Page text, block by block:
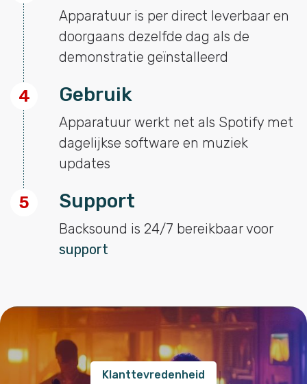
Apparatuur is per direct leverbaar en
doorgaans dezelfde dag als de
demonstratie geïnstalleerd
4 Gebruik
Apparatuur werkt net als Spotify met
dagelijkse software en muziek
updates
5 Support
Backsound is 24/7 bereikbaar voor
support
Klanttevredenheid